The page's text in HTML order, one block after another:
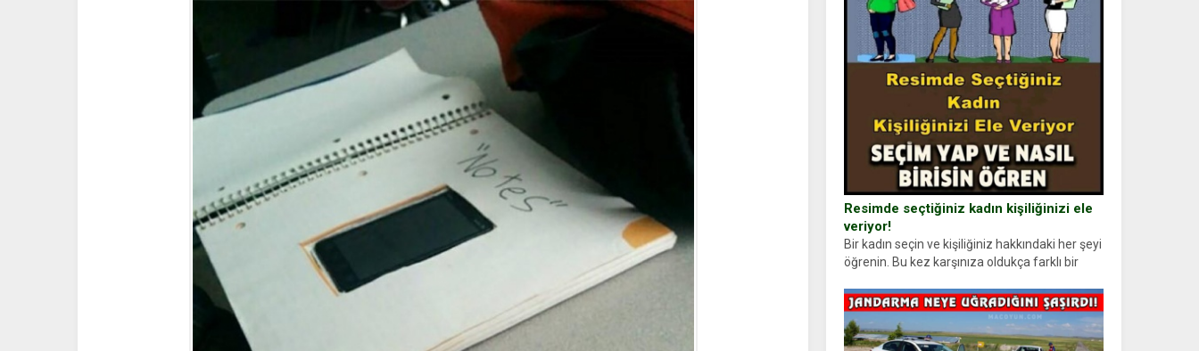
Resimde seçtiğiniz kadın kişiliğinizi ele
veriyor!
Bir kadın seçin ve kişiliğiniz hakkındaki her şeyi
öğrenin. Bu kez karşınıza oldukça farklı bir
kadın figürlerinden dikkatinizi en...